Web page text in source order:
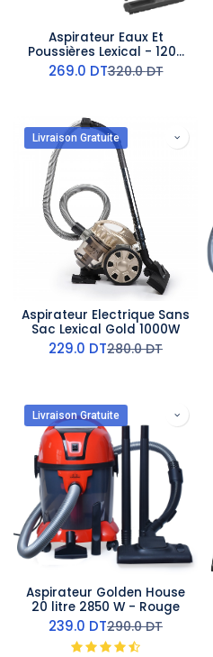
Aspirateur Eaux Et
Poussières Lexical - 1200
W - 20 L
269.0 DT320.0DT
Livraison Gratuite
Aspirateur Electrique Sans
Sac Lexical Gold 1000W
229.0 DT280.0DT
Livraison Gratuite
Aspirateur Golden House
20 litre 2850 W - Rouge
239.0 DT290.0DT